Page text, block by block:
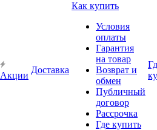
Акции
Доставка
Как купить
Условия
оплаты
Гарантия
на товар
Возврат и
обмен
Публичный
договор
Рассрочка
Где купить